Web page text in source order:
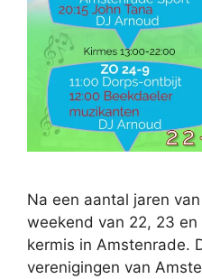
Na een aantal jaren
weekend van 22, 23
kermis in Amstenrade.
verenigingen van